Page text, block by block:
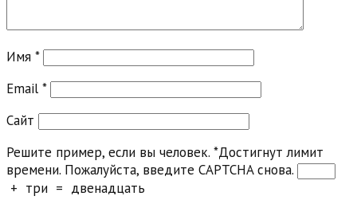
Имя *
Email *
Сайт
Решите пример, если вы человек. *Достигнут лимит
времени. Пожалуйста, введите CAPTCHA снова.
+ три = двенадцать